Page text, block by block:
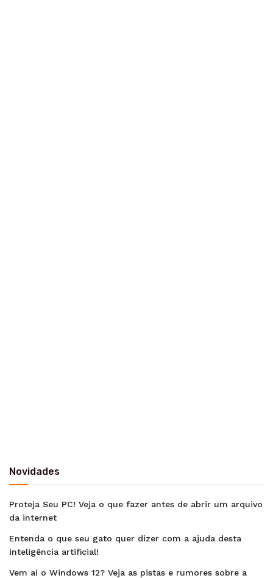
Novidades
Proteja Seu PC! Veja o que fazer antes de abrir um arquivo
da internet
Entenda o que seu gato quer dizer com a ajuda desta
inteligência artificial!
Vem aí o Windows 12? Veja as pistas e rumores sobre a